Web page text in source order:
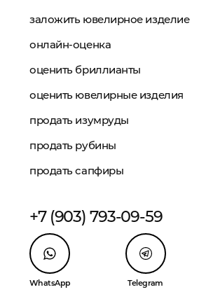
заложить ювелирное изделие
онлайн-оценка
оценить бриллианты
оценить ювелирные изделия
продать изумруды
продать рубины
продать сапфиры
+7 (903) 793-09-59
WhatsApp Telegram